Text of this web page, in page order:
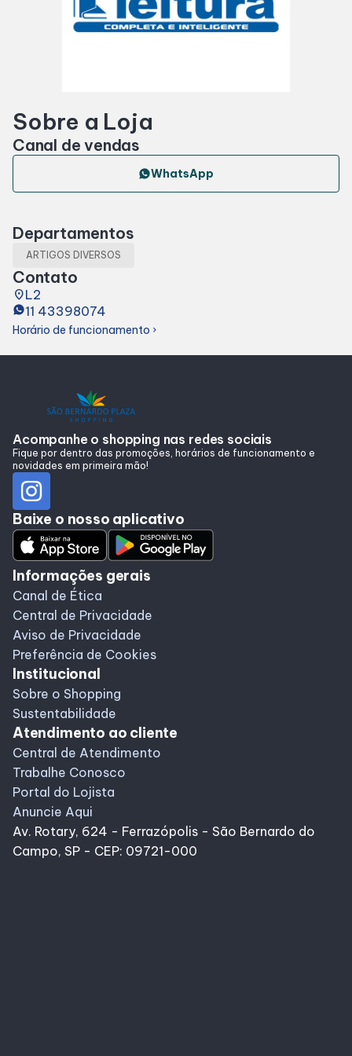
Cinema
Lojas e Restaurantes
Lojas
Alimentação
Programa de benefícios
Sobre a Loja
Canal de vendas
WhatsApp
Departamentos
ARTIGOS DIVERSOS
Contato
placeL2
11 43398074
Horário de funcionamento chevron_right
Acompanhe o shopping nas redes sociais
Fique por dentro das promoções, horários de funcionamento e
novidades em primeira mão!
Baixe o nosso aplicativo
Informações gerais
Canal de Ética
Central de Privacidade
Aviso de Privacidade
Preferência de Cookies
Institucional
Sobre o Shopping
Sustentabilidade
Atendimento ao cliente
Central de Atendimento
Trabalhe Conosco
Portal do Lojista
Anuncie Aqui
Av. Rotary, 624 - Ferrazópolis - São Bernardo do
Campo, SP - CEP: 09721-000